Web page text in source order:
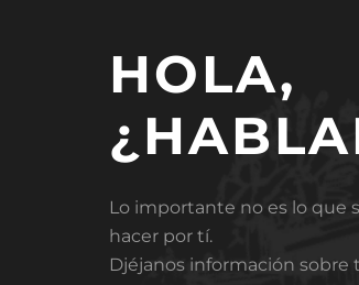
HOLA,
Lo importante no es lo que
hacer por tí.
Djéjanos información